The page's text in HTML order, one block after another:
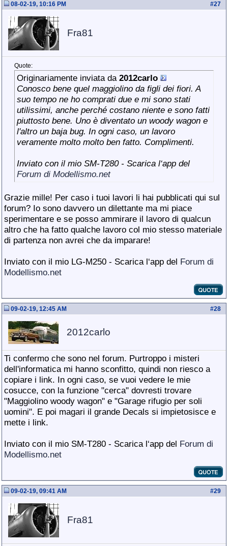
#27
08-02-19, 10:16 PM
Fra81
Quote:
Originariamente inviata da 2012carlo
Conosco bene quel maggiolino da figli dei fiori. A
suo tempo ne ho comprati due e mi sono stati
utilissimi, anche perché costano niente e sono fatti
piuttosto bene. Uno è diventato un woody wagon e
l'altro un baja bug. In ogni caso, un lavoro
veramente molto molto ben fatto. Complimenti.
Inviato con il mio SM-T280 - Scarica l‘app del
Forum di Modellismo.net
Grazie mille! Per caso i tuoi lavori li hai pubblicati qui sul
forum? Io sono davvero un dilettante ma mi piace
sperimentare e se posso ammirare il lavoro di qualcun
altro che ha fatto qualche lavoro col mio stesso materiale
di partenza non avrei che da imparare!
Inviato con il mio LG-M250 - Scarica l‘app del Forum di
Modellismo.net
#28
09-02-19, 12:45 AM
2012carlo
Ti confermo che sono nel forum. Purtroppo i misteri
dell'informatica mi hanno sconfitto, quindi non riesco a
copiare i link. In ogni caso, se vuoi vedere le mie
cosucce, con la funzione "cerca" dovresti trovare
"Maggiolino woody wagon" e "Garage rifugio per soli
uomini". E poi magari il grande Decals si impietosisce e
mette i link.
Inviato con il mio SM-T280 - Scarica l‘app del Forum di
Modellismo.net
#29
09-02-19, 09:41 AM
Fra81